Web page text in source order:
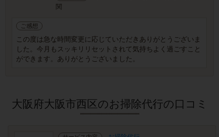
関
ご感想
この度は急な時間変更に応じていただきありがとうございま
した。今月もスッキリリセットされて気持ちよく過ごすこと
ができます。ありがとうございました。
大阪府大阪市西区のお掃除代行の口コミ